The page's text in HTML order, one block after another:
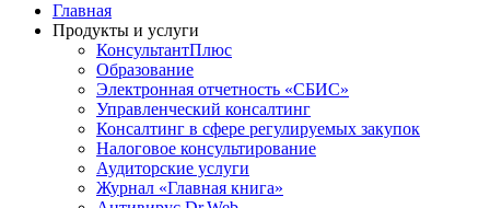
Главная
Продукты и услуги
КонсультантПлюс
Образование
Электронная отчетность «СБИС»
Управленческий консалтинг
Консалтинг в сфере регулируемых закупок
Налоговое консультирование
Аудиторские услуги
Журнал «Главная книга»